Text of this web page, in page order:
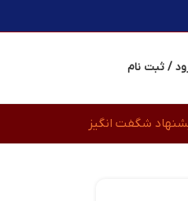
/ ثبت نام
شگفت انگیز